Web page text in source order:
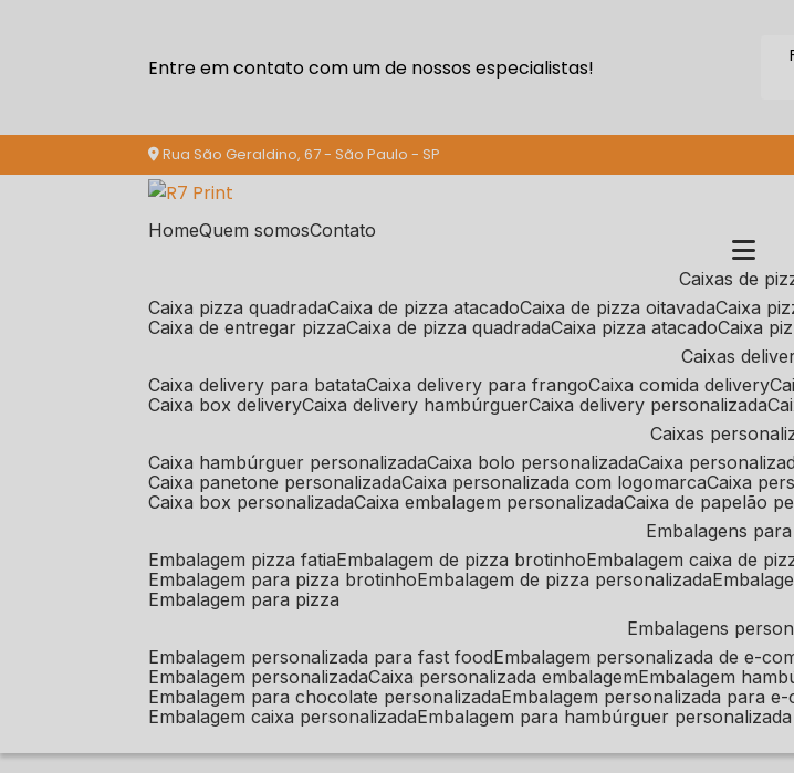
Entre em contato com um de nossos especialistas!
Rua São Geraldino, 67 - São Paulo - SP
Home Quem somos Contato
caixas de
caixa pizza quadrada caixa de pizza atacado caixa de pizza oitavada caixa
caixa de entregar pizza caixa de pizza quadrada caixa pizza atacado caixa
caixas
caixa delivery para batata caixa delivery para frango caixa comida delivery
caixa box delivery caixa delivery hambúrguer caixa delivery personalizada
caixas
caixa hambúrguer personalizada caixa bolo personalizada caixa
caixa panetone personalizada caixa personalizada com logomarca caixa
caixa box personalizada caixa embalagem personalizada caixa de papelão
embalagens
embalagem pizza fatia embalagem de pizza brotinho embalagem caixa de
embalagem para pizza brotinho embalagem de pizza personalizada
embalagem para pizza
embalagens
embalagem personalizada para fast food embalagem personalizada de e-
embalagem personalizada caixa personalizada embalagem embalagem
embalagem para chocolate personalizada embalagem personalizada para
embalagem caixa personalizada embalagem para hambúrguer personalizada